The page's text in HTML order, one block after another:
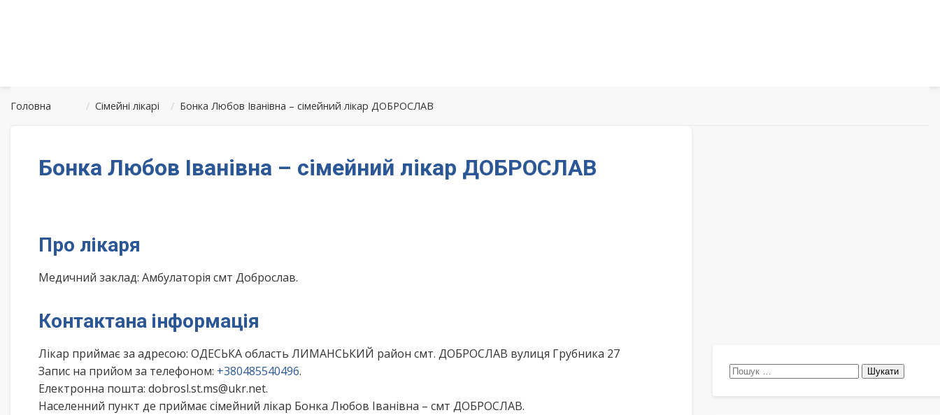
Головна / Сімейні лікарі / Бонка Любов Іванівна – сімейний лікар ДОБРОСЛАВ
Бонка Любов Іванівна – сімейний лікар ДОБРОСЛАВ
Про лікаря
Медичний заклад: Амбулаторія смт Доброслав.
Контактана інформація
Лікар приймає за адресою: ОДЕСЬКА область ЛИМАНСЬКИЙ район смт. ДОБРОСЛАВ вулиця Грубника 27
Запис на прийом за телефоном: +380485540496.
Електронна пошта: dobrosl.st.ms@ukr.net.
Населенний пункт де приймає сімейний лікар Бонка Любов Іванівна – смт ДОБРОСЛАВ.
Пошук: